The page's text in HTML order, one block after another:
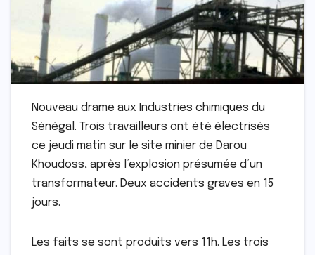
Nouveau drame aux Industries chimiques du
Sénégal. Trois travailleurs ont été électrisés
ce jeudi matin sur le site minier de Darou
Khoudoss, après l’explosion présumée d’un
transformateur. Deux accidents graves en 15
jours.
Les faits se sont produits vers 11h. Les trois